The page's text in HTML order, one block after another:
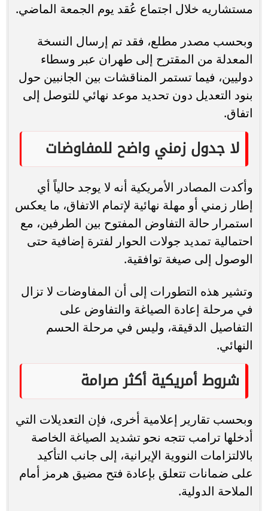
مستشاريه خلال اجتماع عُقد يوم الجمعة الماضي.
وبحسب مصدر مطلع، فقد تم إرسال النسخة
المعدلة من المقترح إلى طهران عبر وسطاء
دوليين، فيما تستمر المناقشات بين الجانبين حول
بنود التعديل دون تحديد موعد نهائي للتوصل إلى
اتفاق.
لا جدول زمني واضح للمفاوضات
وأكدت المصادر الأمريكية أنه لا يوجد حالياً أي
إطار زمني أو مهلة نهائية لإتمام الاتفاق، ما يعكس
استمرار حالة التفاوض المفتوح بين الطرفين، مع
احتمالية تمديد جولات الحوار لفترة إضافية حتى
الوصول إلى صيغة توافقية.
وتشير هذه التطورات إلى أن المفاوضات لا تزال
في مرحلة إعادة الصياغة والتفاوض على
التفاصيل الدقيقة، وليس في مرحلة الحسم
النهائي.
شروط أمريكية أكثر صرامة
وبحسب تقارير إعلامية أخرى، فإن التعديلات التي
أدخلها ترامب تتجه نحو تشديد الصياغة الخاصة
بالالتزامات النووية الإيرانية، إلى جانب التأكيد
على ضمانات تتعلق بإعادة فتح مضيق هرمز أمام
الملاحة الدولية.